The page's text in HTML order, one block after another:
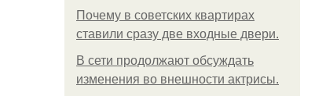
Почему в советских квартирах
ставили сразу две входные двери.
В сети продолжают обсуждать
изменения во внешности актрисы.